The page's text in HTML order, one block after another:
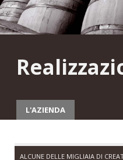
L'AZIENDA
ALCUNE DELLE MIGLIAIA DI